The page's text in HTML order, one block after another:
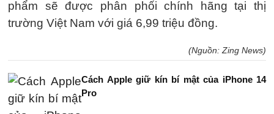
phẩm sẽ được phân phối chính hãng tại thị
trường Việt Nam với giá 6,99 triệu đồng.
(Nguồn: Zing News)
Cách Apple giữ kín bí mật của iPhone 14
Pro